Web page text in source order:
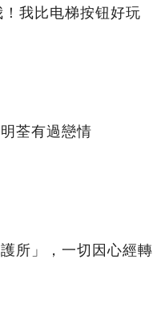
我比电梯按钮好玩
荃有過戀情
所」，一切因心經轉